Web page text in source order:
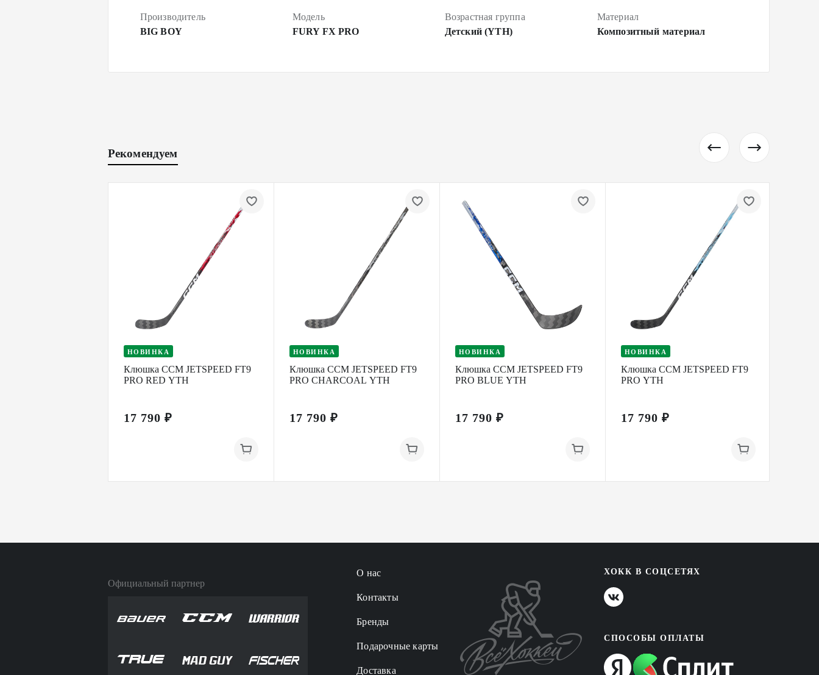
Производитель
BIG BOY
Модель
FURY FX PRO
Возрастная группа
Детский (YTH)
Материал
Композитный материал
Рекомендуем
НОВИНКА
Клюшка CCM JETSPEED FT9
PRO RED YTH
17 790 ₽
НОВИНКА
Клюшка CCM JETSPEED FT9
PRO CHARCOAL YTH
17 790 ₽
НОВИНКА
Клюшка CCM JETSPEED FT9
PRO BLUE YTH
17 790 ₽
НОВИНКА
Клюшка CCM JETSPEED FT9
PRO YTH
17 790 ₽
Официальный партнер
О нас
Контакты
Бренды
Подарочные карты
Доставка
ХОКК В СОЦСЕТЯХ
СПОСОБЫ ОПЛАТЫ